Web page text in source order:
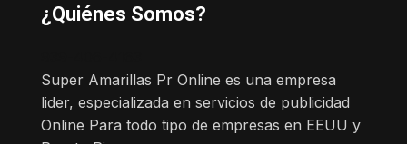
¿Quiénes Somos?
Super Amarillas Pr Online es una empresa
lider, especializada en servicios de publicidad
Online Para todo tipo de empresas en EEUU y